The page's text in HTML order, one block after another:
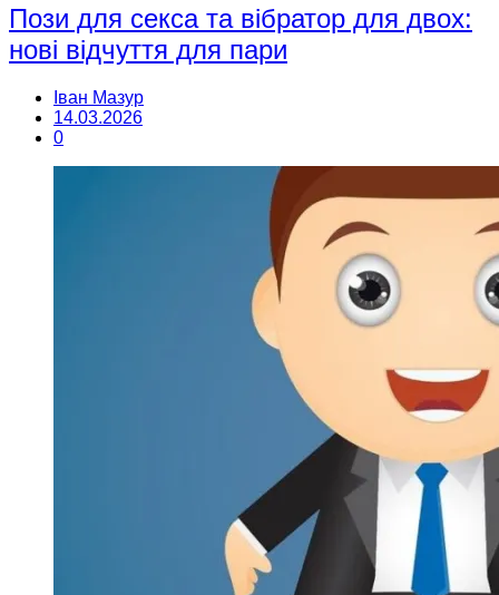
Пози для секса та вібратор для двох:
нові відчуття для пари
Іван Мазур
14.03.2026
0